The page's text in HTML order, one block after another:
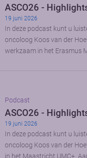
ASCO26 -
19 juni 2026
In deze podcast kunt u
oncoloog Koos van der
werkzaam in het Erasmus
Podcast
ASCO26 -
19 juni 2026
In deze podcast kunt u
oncoloog Koos van der
in het Maastricht UMC+.